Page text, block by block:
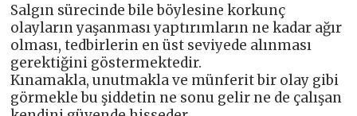
Salgın sürecinde bile böylesine korkunç
olayların yaşanması yaptırımların ne kadar ağır
olması, tedbirlerin en üst seviyede alınması
gerektiğini göstermektedir.
Kınamakla, unutmakla ve münferit bir olay gibi
görmekle bu şiddetin ne sonu gelir ne de çalışan